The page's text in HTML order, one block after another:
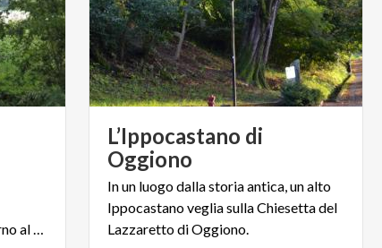
arricchiscono il paesaggio intorno al Lago di Olginate.
L’Ippocastano di
Oggiono
In un luogo dalla storia antica, un alto
Ippocastano veglia sulla Chiesetta del
Lazzaretto di Oggiono.